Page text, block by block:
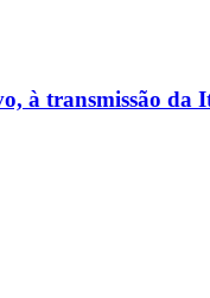
à transmissão da